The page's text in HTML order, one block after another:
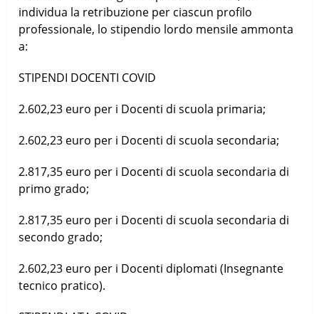
individua la retribuzione per ciascun profilo
professionale, lo stipendio lordo mensile ammonta
a:
STIPENDI DOCENTI COVID
2.602,23 euro per i Docenti di scuola primaria;
2.602,23 euro per i Docenti di scuola secondaria;
2.817,35 euro per i Docenti di scuola secondaria di
primo grado;
2.817,35 euro per i Docenti di scuola secondaria di
secondo grado;
2.602,23 euro per i Docenti diplomati (Insegnante
tecnico pratico).